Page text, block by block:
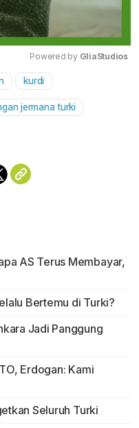
Powered by GliaStudios
kurdi
jermana turki
AS Terus Membayar,
Bertemu di Turki?
Jadi Panggung
Erdogan: Kami
Seluruh Turki